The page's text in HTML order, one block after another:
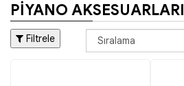
PIYANO AKSESUARLARI
Filtrele